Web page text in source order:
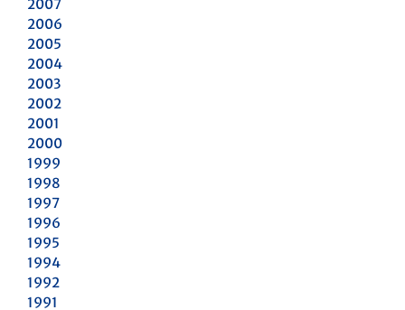
2007
2006
2005
2004
2003
2002
2001
2000
1999
1998
1997
1996
1995
1994
1992
1991